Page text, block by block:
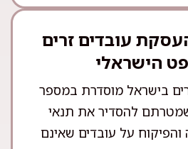
עובדים זרים
הישראלי
בישראל מוסדרת במספר
להסדיר את תנאי
על עובדים שאינם